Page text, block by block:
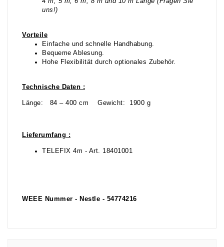
uns!)
Vorteile
Einfache und schnelle Handhabung.
Bequeme Ablesung.
Hohe Flexibilität durch optionales Zubehör.
Technische Daten :
Länge: 84 – 400 cm Gewicht: 1900 g
Lieferumfang :
TELEFIX 4m - Art. 18401001
WEEE Nummer - Nestle - 54774216